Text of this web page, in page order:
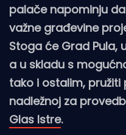
palače napominju
važne građevine
Stoga će Grad Pula,
a u skladu s
tako i ostalim, pružiti
nadležnoj za
Glas Istre.